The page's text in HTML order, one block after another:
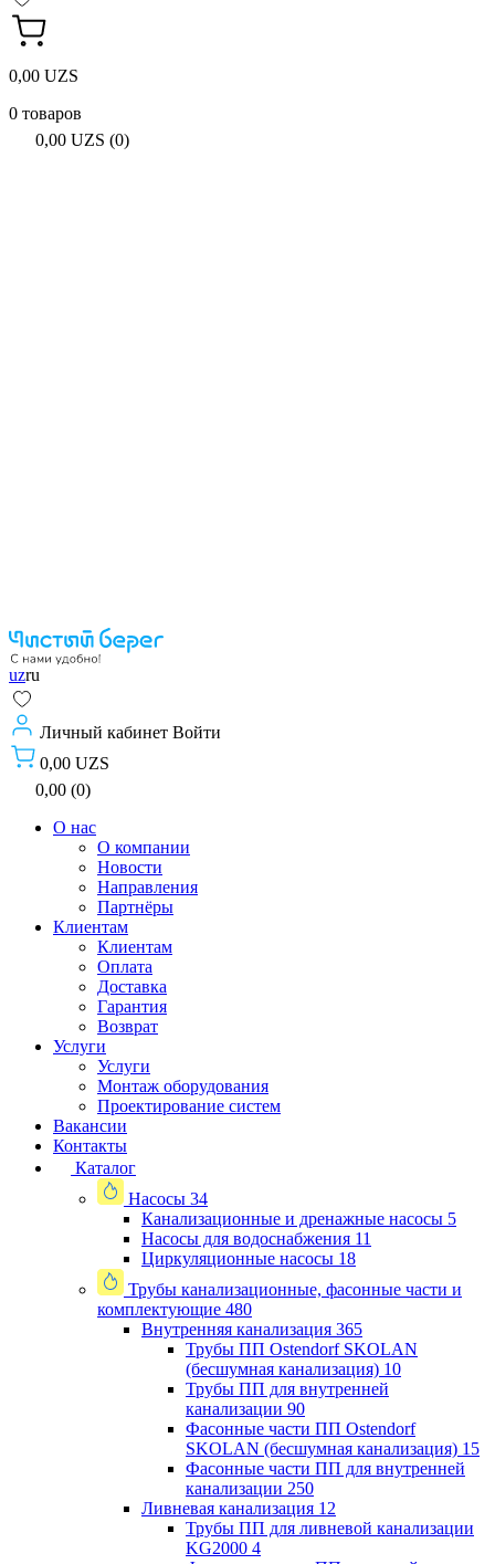
0,00 UZS
0 товаров
0,00 UZS (0)
uzru
Личный кабинет Войти
0,00 UZS
0,00 (0)
О нас
О компании
Новости
Направления
Партнёры
Клиентам
Клиентам
Оплата
Доставка
Гарантия
Возврат
Услуги
Услуги
Монтаж оборудования
Проектирование систем
Вакансии
Контакты
Каталог
Насосы 34
Канализационные и дренажные насосы 5
Насосы для водоснабжения 11
Циркуляционные насосы 18
Трубы канализационные, фасонные части и
комплектующие 480
Внутренняя канализация 365
Трубы ПП Ostendorf SKOLAN
(бесшумная канализация) 10
Трубы ПП для внутренней
канализации 90
Фасонные части ПП Ostendorf
SKOLAN (бесшумная канализация) 15
Фасонные части ПП для внутренней
канализации 250
Ливневая канализация 12
Трубы ПП для ливневой канализации
KG2000 4